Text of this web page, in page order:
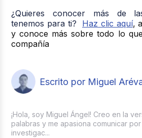
¿Quieres conocer más de
tenemos para ti?
Haz clic aquí,
y conoce más sobre todo lo
compañía
Escrito por Miguel
¡Hola, soy Miguel Ángel! Creo en la
palabras y me apasiona comunicar
investigac...